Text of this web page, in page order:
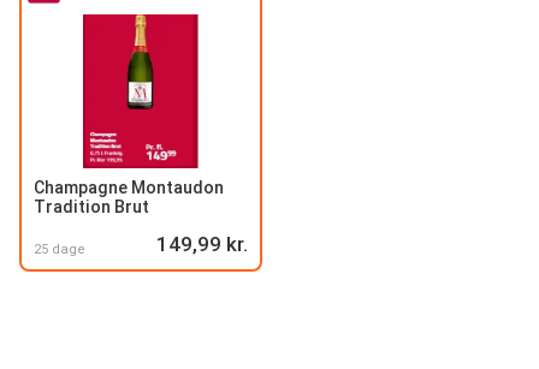
Champagne Montaudon
Tradition Brut
25 dage 149,99 kr.